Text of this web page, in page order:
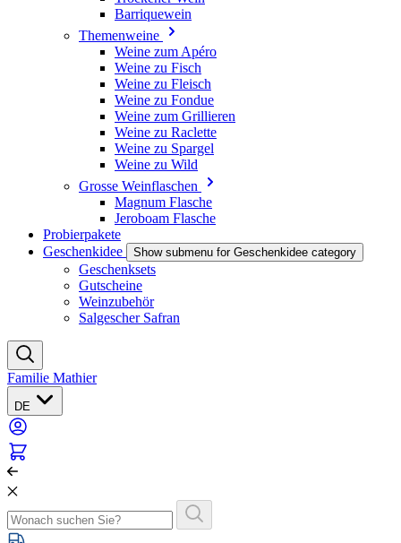
Barriquewein
Themenweine
Weine zum Apéro
Weine zu Fisch
Weine zu Fleisch
Weine zu Fondue
Weine zum Grillieren
Weine zu Raclette
Weine zu Spargel
Weine zu Wild
Grosse Weinflaschen
Magnum Flasche
Jeroboam Flasche
Probierpakete
Geschenkidee
Show submenu for Geschenkidee category
Geschenksets
Gutscheine
Weinzubehör
Salgescher Safran
Familie Mathier
DE